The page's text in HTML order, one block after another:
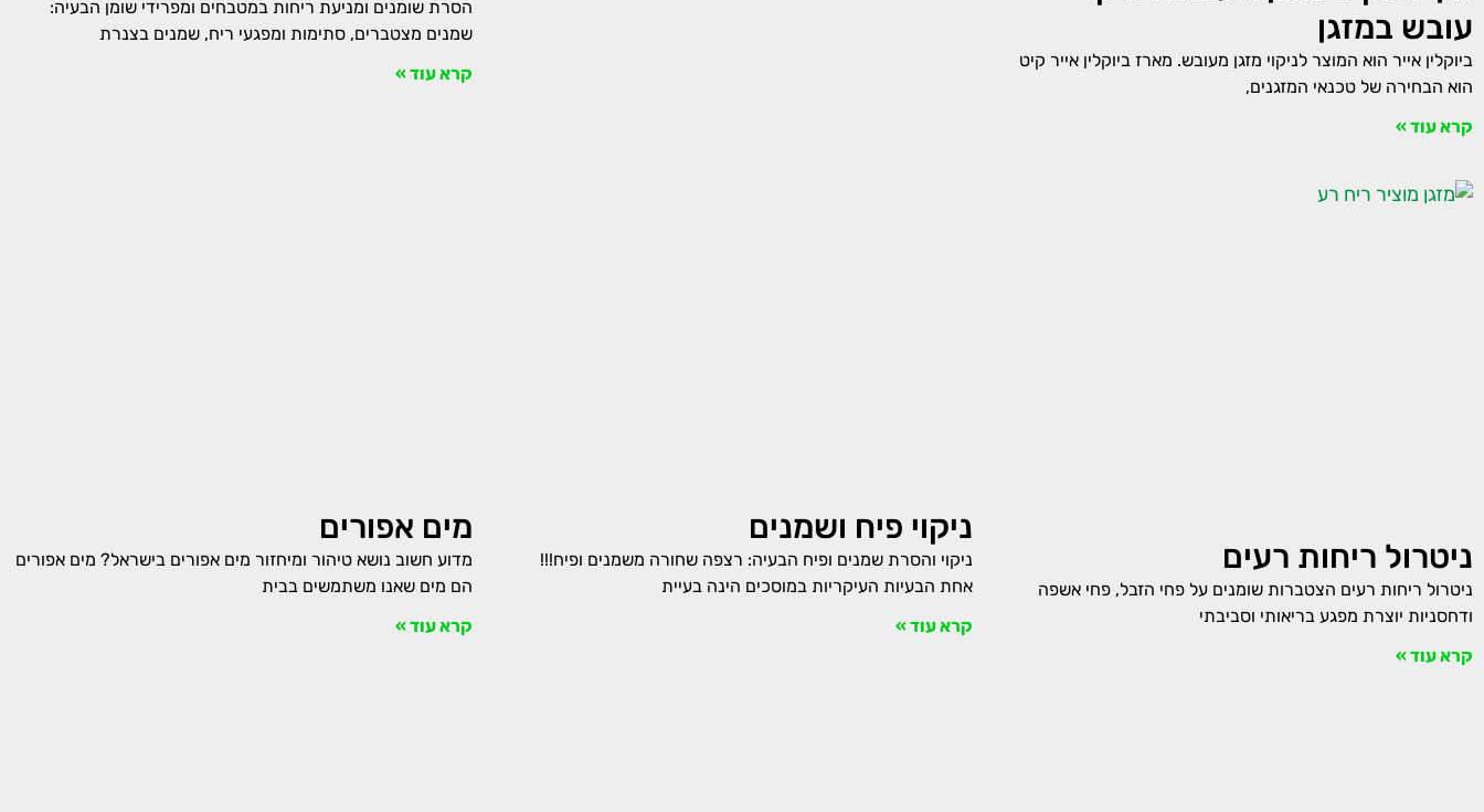
עובש במזגן
ביוקלין אייר הוא המוצר לניקוי מזגן מעובש. מארז ביוקלין אייר קיט
הוא הבחירה של טכנאי המזגנים,
קרא עוד »
הסרת שומנים ומניעת ריחות במטבחים ומפרידי שומן הבעיה:
שמנים מצטברים, סתימות ומפגעי ריח, שמנים בצנרת
קרא עוד »
ניטרול ריחות רעים
ניטרול ריחות רעים הצטברות שומנים על פחי הזבל, פחי אשפה
ודחסניות יוצרת מפגע בריאותי וסביבתי
קרא עוד »
ניקוי פיח ושמנים
ניקוי והסרת שמנים ופיח הבעיה: רצפה שחורה משמנים ופיח!!!
אחת הבעיות העיקריות במוסכים הינה בעיית
קרא עוד »
מים אפורים
מדוע חשוב נושא טיהור ומיחזור מים אפורים בישראל? מים אפורים
הם מים שאנו משתמשים בבית
קרא עוד »